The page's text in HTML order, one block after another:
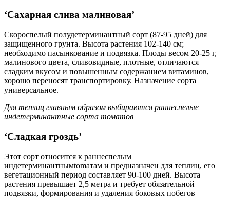
‘Сахарная слива малиновая’
Скороспелый полудетерминантный сорт (87-95 дней) для
защищенного грунта. Высота растения 102-140 см;
необходимо пасынкование и подвязка. Плоды весом 20-25 г,
малинового цвета, сливовидные, плотные, отличаются
сладким вкусом и повышенным содержанием витаминов,
хорошо переносят транспортировку. Назначение сорта
универсальное.
Для теплиц главным образом выбираются раннеспелые
индетерминантные сорта томатов
‘Сладкая гроздь’
Этот сорт относится к раннеспелым
индетерминантнымtomатам и предназначен для теплиц, его
вегетационный период составляет 90-100 дней. Высота
растения превышает 2,5 метра и требует обязательной
подвязки, формирования и удаления боковых побегов